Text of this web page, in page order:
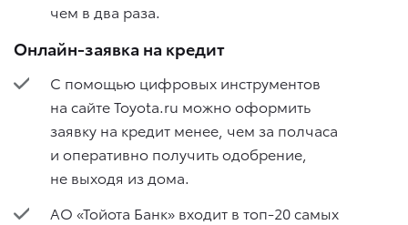
чем в два раза.
Онлайн-заявка на кредит
С помощью цифровых инструментов
на сайте Toyota.ru можно оформить
заявку на кредит менее, чем за полчаса
и оперативно получить одобрение,
не выходя из дома.
АО «Тойота Банк» входит в топ-20 самых